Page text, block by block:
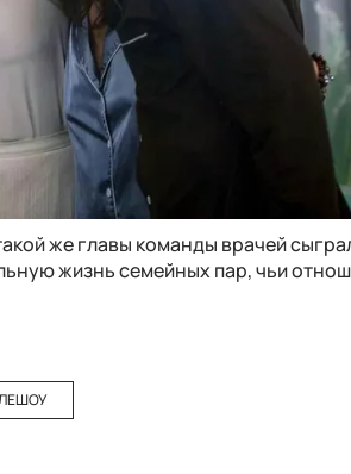
же главы команды врачей
жизнь семейных пар, чьи